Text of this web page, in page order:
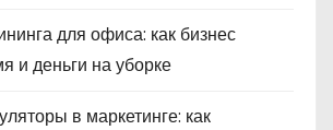
для офиса: как бизнес
и деньги на уборке
в маркетинге: как